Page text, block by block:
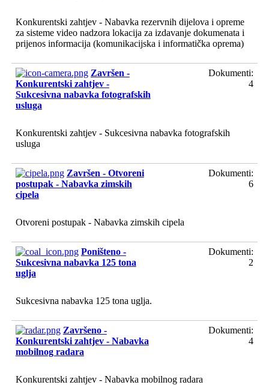
Konkurentski zahtjev - Nabavka rezervnih dijelova i opreme
za sisteme video nadzora lokacija za izdavanje dokumenata i
prijenos informacija (komunikacijska i informatička oprema)
Završen -
Konkurentski zahtjev -
Sukcesivna nabavka fotografskih
usluga
Dokumenti:
4
Konkurentski zahtjev - Sukcesivna nabavka fotografskih
usluga
Završen - Otvoreni
postupak - Nabavka zimskih
cipela
Dokumenti:
6
Otvoreni postupak - Nabavka zimskih cipela
Poništeno -
Sukcesivna nabavka 125 tona
uglja
Dokumenti:
2
Sukcesivna nabavka 125 tona uglja.
Završeno -
Konkurentski zahtjev - Nabavka
mobilnog radara
Dokumenti:
4
Konkurentski zahtjev - Nabavka mobilnog radara